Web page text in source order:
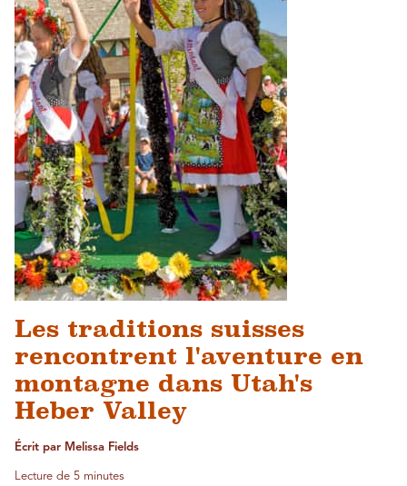
Les traditions suisses
rencontrent l'aventure en
montagne dans Utah's
Heber Valley
Écrit par Melissa Fields
Lecture de 5 minutes